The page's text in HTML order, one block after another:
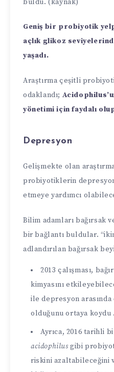
Geniş bir probiyotik
açlık glikoz
yaşadı.
Araştırma çeşitli
odaklandı;
yönetimi için faydalı
Depresyon
Gelişmekte olan
probiyotiklerin
etmeye yardımcı
Bilim adamları bağırsak
bir bağlantı buldular.
adlandırılan bağırsak
2013 çalışması,
kimyasını
ile depresyon arasında
olduğunu ortaya koydu .
Ayrıca, 2016 tarihli
acidophilus gibi
riskini azaltabileceğini